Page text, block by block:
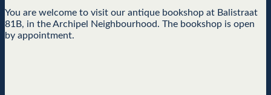
You are welcome to visit our antique bookshop at Balistraat
81B, in the Archipel Neighbourhood. The bookshop is open
by appointment.